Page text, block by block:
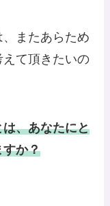
またあらため
て頂きたいの
、あなたにと
すか？